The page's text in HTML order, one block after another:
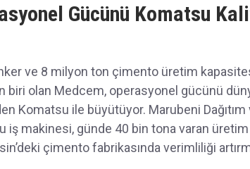
Gücünü Komatsu
ve 8 milyon ton çimento üretim
biri olan Medcem, operasyonel gücünü
Komatsu ile büyütüyor. Marubeni
iş makinesi, günde 40 bin tona varan
çimento fabrikasında verimliliği